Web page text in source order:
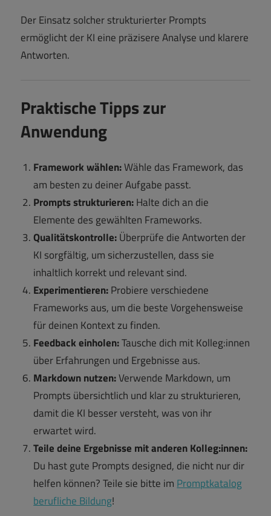
Der Einsatz solcher strukturierter Prompts
ermöglicht der KI eine präzisere Analyse und klarere
Antworten.
Praktische Tipps zur
Anwendung
Framework wählen:Wähle das Framework, das
am besten zu deiner Aufgabe passt.
Prompts strukturieren:Halte dich an die
Elemente des gewählten Frameworks.
Qualitätskontrolle:Überprüfe die Antworten der
KI sorgfältig, um sicherzustellen, dass sie
inhaltlich korrekt und relevant sind.
Experimentieren:Probiere verschiedene
Frameworks aus, um die beste Vorgehensweise
für deinen Kontext zu finden.
Feedback einholen:Tausche dich mit Kolleg:innen
über Erfahrungen und Ergebnisse aus.
Markdown nutzen:Verwende Markdown, um
Prompts übersichtlich und klar zu strukturieren,
damit die KI besser versteht, was von ihr
erwartet wird.
Teile deine Ergebnisse mit anderen Kolleg:innen:
Du hast gute Prompts designed, die nicht nur dir
helfen können? Teile sie bitte im Promptkatalog
berufliche Bildung!